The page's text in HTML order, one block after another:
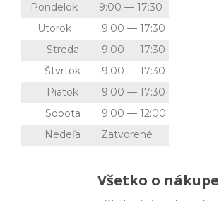
Pondelok
9:00 — 17:30
Utorok
9:00 — 17:30
Streda
9:00 — 17:30
Štvrtok
9:00 — 17:30
Piatok
9:00 — 17:30
Sobota
9:00 — 12:00
Nedeľa
Zatvorené
Všetko o nákupe